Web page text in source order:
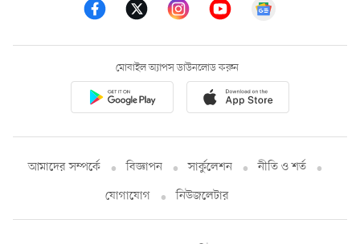
মোবাইল অ্যাপস ডাউনলোড করুন
আমাদের সম্পর্কে বিজ্ঞাপন সার্কুলেশন
নীতি ও শর্ত
যোগাযোগ
নিউজলেটার